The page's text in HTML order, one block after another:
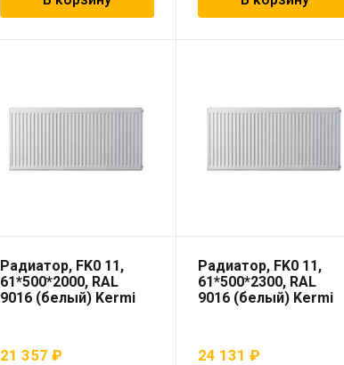
Радиатор, FK0 11,
61*500*2000, RAL
9016 (белый) Kermi
21 357 ₽
Радиатор, FK0 11,
61*500*2300, RAL
9016 (белый) Kermi
24 131 ₽